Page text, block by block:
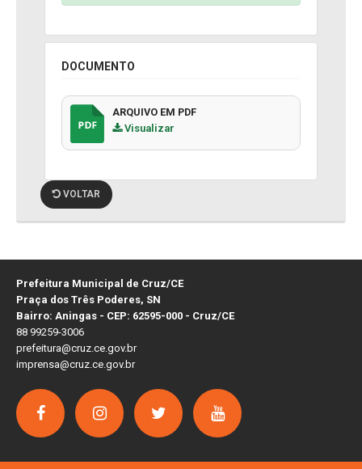
DOCUMENTO
ARQUIVO EM PDF
Visualizar
VOLTAR
Prefeitura Municipal de Cruz/CE
Praça dos Três Poderes, SN
Bairro: Aningas - CEP: 62595-000 - Cruz/CE
88 99259-3006
prefeitura@cruz.ce.gov.br
imprensa@cruz.ce.gov.br